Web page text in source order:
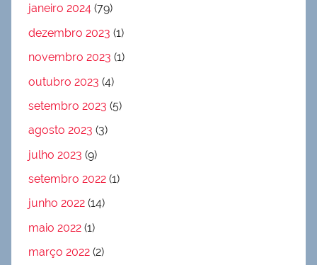
janeiro 2024 (79)
dezembro 2023 (1)
novembro 2023 (1)
outubro 2023 (4)
setembro 2023 (5)
agosto 2023 (3)
julho 2023 (9)
setembro 2022 (1)
junho 2022 (14)
maio 2022 (1)
março 2022 (2)